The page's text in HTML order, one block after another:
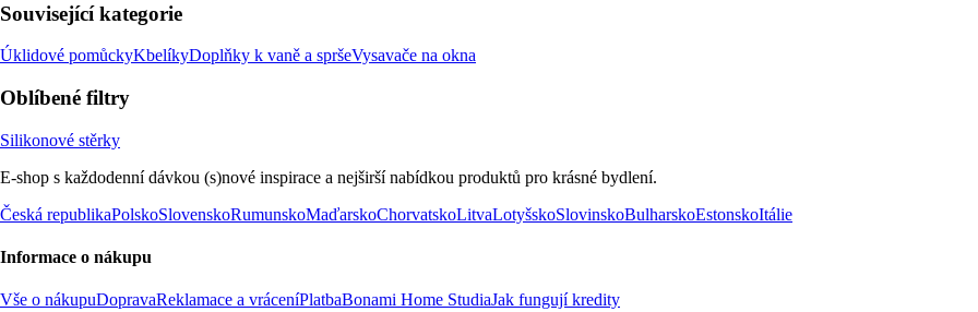
Související kategorie
Úklidové pomůckyKbelíkyDoplňky k vaně a spršeVysavače na okna
Oblíbené filtry
Silikonové stěrky
E-shop s každodenní dávkou (s)nové inspirace a nejširší nabídkou produktů pro krásné bydlení.
Česká republikaPolskoSlovenskoRumunskoMaďarskoChorvatskoLitvaLotyšskoSlovinskoBulharskoEstonskoItálie
Informace o nákupu
Vše o nákupuDopravaReklamace a vráceníPlatbaBonami Home StudiaJak fungují kredity